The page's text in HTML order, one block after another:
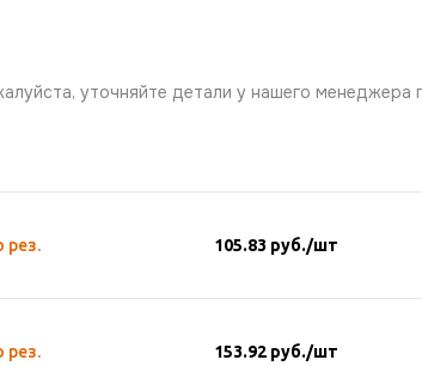
уточняйте детали у нашего менеджера
рез. 105.83 руб./шт
рез. 153.92 руб./шт